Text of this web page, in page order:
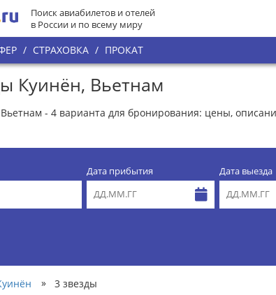
Поиск авиабилетов и отелей
в России и по всему миру
/ СТРАХОВКА / ПРОКАТ
Куинён, Вьетнам
- 4 варианта для бронирования: цены,
Дата прибытия Дата выезда
» 3 звезды